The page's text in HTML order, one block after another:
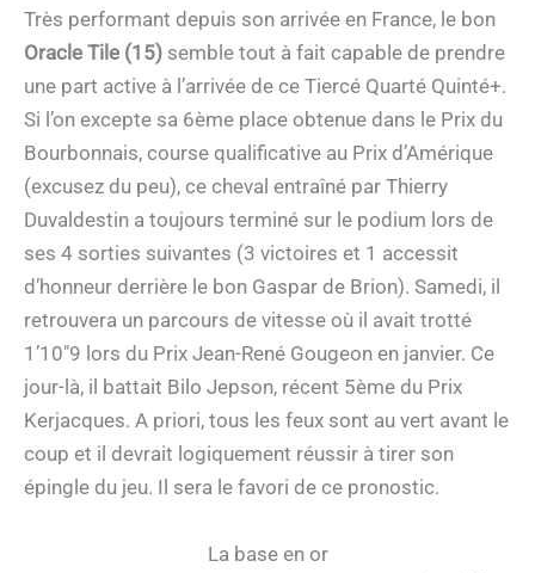
Très performant depuis son arrivée en France, le bon
Oracle Tile (15) semble tout à fait capable de prendre
une part active à l’arrivée de ce Tiercé Quarté Quinté+.
Si l’on excepte sa 6ème place obtenue dans le Prix du
Bourbonnais, course qualificative au Prix d’Amérique
(excusez du peu), ce cheval entraîné par Thierry
Duvaldestin a toujours terminé sur le podium lors de
ses 4 sorties suivantes (3 victoires et 1 accessit
d’honneur derrière le bon Gaspar de Brion). Samedi, il
retrouvera un parcours de vitesse où il avait trotté
1’10″9 lors du Prix Jean-René Gougeon en janvier. Ce
jour-là, il battait Bilo Jepson, récent 5ème du Prix
Kerjacques. A priori, tous les feux sont au vert avant le
coup et il devrait logiquement réussir à tirer son
épingle du jeu. Il sera le favori de ce pronostic.
La base en or